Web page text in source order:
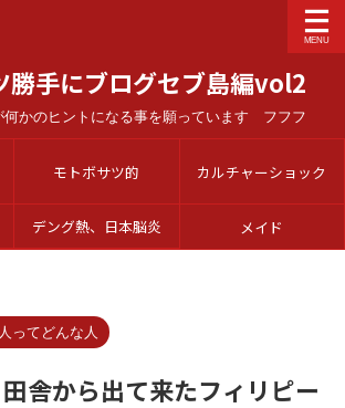
勝手にブログセブ島編vol2
何かのヒントになる事を願っています フフフ
モトボサツ的 カルチャーショック
デング熱、日本脳炎 メイド
ってどんな人
田舎から出て来たフィリピー